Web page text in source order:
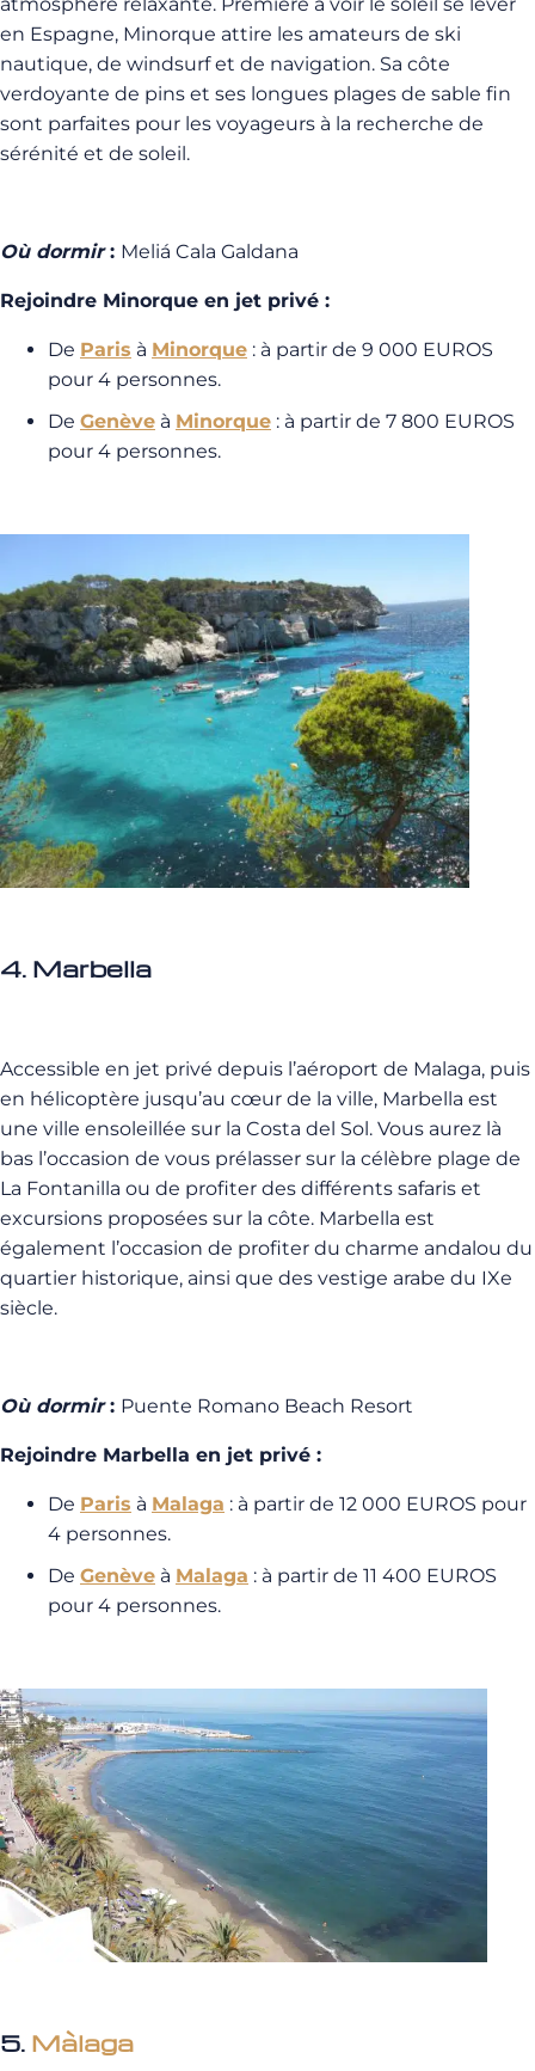
en Espagne, Minorque attire les amateurs de ski
nautique, de windsurf et de navigation. Sa côte
verdoyante de pins et ses longues plages de sable fin
sont parfaites pour les voyageurs à la recherche de
sérénité et de soleil.
Où dormir: Meliá Cala Galdana
Rejoindre Minorque en jet privé :
De Paris à Minorque : à partir de 9 000 EUROS
pour 4 personnes.
De Genève à Minorque : à partir de 7 800 EUROS
pour 4 personnes.
4. Marbella
Accessible en jet privé depuis l’aéroport de Malaga, puis
en hélicoptère jusqu’au cœur de la ville, Marbella est
une ville ensoleillée sur la Costa del Sol. Vous aurez là
bas l’occasion de vous prélasser sur la célèbre plage de
La Fontanilla ou de profiter des différents safaris et
excursions proposées sur la côte. Marbella est
également l’occasion de profiter du charme andalou du
quartier historique, ainsi que des vestige arabe du IXe
siècle.
Où dormir: Puente Romano Beach Resort
Rejoindre Marbella en jet privé :
De Paris à Malaga : à partir de 12 000 EUROS pour
4 personnes.
De Genève à Malaga : à partir de 11 400 EUROS
pour 4 personnes.
5. Màlaga